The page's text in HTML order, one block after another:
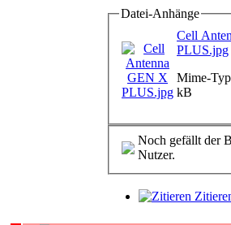
Datei-Anhänge
Cell
PLUS.jpg
Mime-
kB
Noch gefällt der
Nutzer.